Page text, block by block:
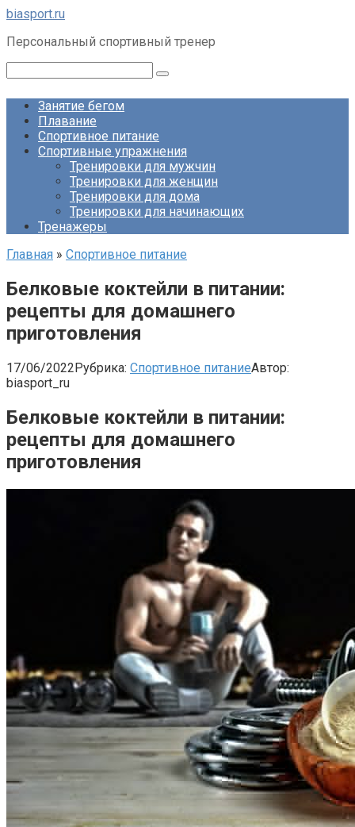
Перейти
контенту
biasport.ru
Персональный спортивный тренер
Занятие бегом
Плавание
Спортивное питание
Спортивные упражнения
Тренировки для мужчин
Тренировки для женщин
Тренировки для дома
Тренировки для начинающих
Тренажеры
Главная » Спортивное питание
Белковые коктейли в питании:
рецепты для домашнего
приготовления
17/06/2022Рубрика: Спортивное питаниеАвтор:
biasport_ru
Белковые коктейли в питании:
рецепты для домашнего
приготовления